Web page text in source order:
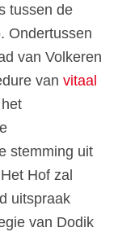
tussen de
Ondertussen
van Volkeren
van vitaal
stemming uit
Hof zal
uitspraak
van Dodik